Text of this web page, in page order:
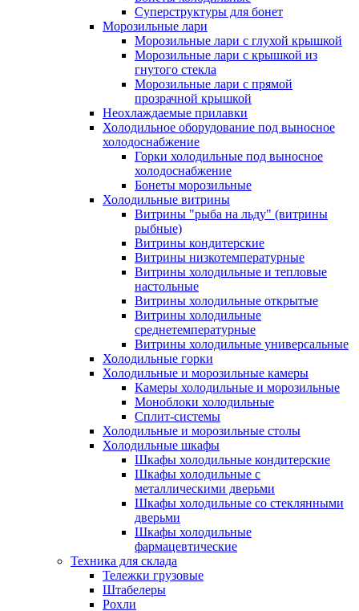
Суперструктуры для бонет
Морозильные лари
Морозильные лари с глухой крышкой
Морозильные лари с крышкой из
гнутого стекла
Морозильные лари с прямой
прозрачной крышкой
Неохлаждаемые прилавки
Холодильное оборудование под выносное
холодоснабжение
Горки холодильные под выносное
холодоснабжение
Бонеты морозильные
Холодильные витрины
Витрины "рыба на льду" (витрины
рыбные)
Витрины кондитерские
Витрины низкотемпературные
Витрины холодильные и тепловые
настольные
Витрины холодильные открытые
Витрины холодильные
среднетемпературные
Витрины холодильные универсальные
Холодильные горки
Холодильные и морозильные камеры
Камеры холодильные и морозильные
Моноблоки холодильные
Сплит-системы
Холодильные и морозильные столы
Холодильные шкафы
Шкафы холодильные кондитерские
Шкафы холодильные с
металлическими дверьми
Шкафы холодильные со стеклянными
дверьми
Шкафы холодильные
фармацевтические
Техника для склада
Тележки грузовые
Штабелеры
Рохли